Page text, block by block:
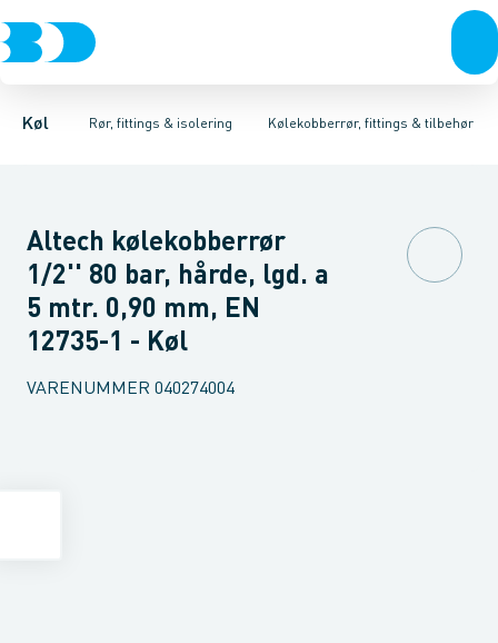
Køl Rør, fittings & isolering
KompressorerKondenseringsaggregaterFordampere
Kølekobberrør, fittings & tilbehør
Kølekobberrør, fittings & tilbehørCOOL-FIT 2.0 0°C til +60°C
Isoleret kølekobberrørKølekobberrørKobberpakninger &
Altech kølekobberrør
1/2'' 80 bar, hårde, lgd. a
5 mtr. 0,90 mm, EN
12735-1 - Køl
VARENUMMER 040274004